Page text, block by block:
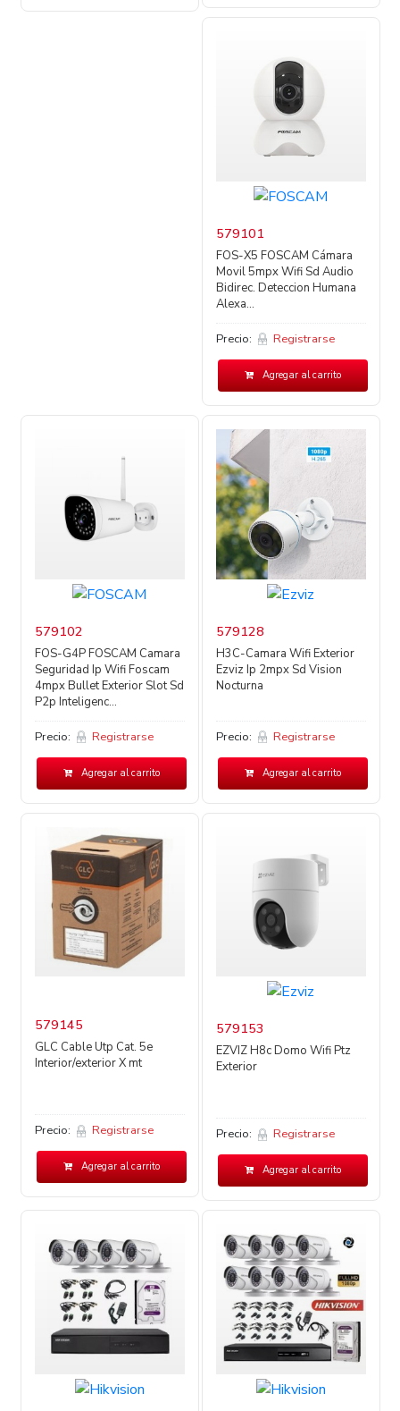
579101
FOS-X5 FOSCAM Cámara
Movil 5mpx Wifi Sd Audio
Bidirec. Deteccion Humana
Alexa...
Precio: Registrarse
Agregar al carrito
579102
FOS-G4P FOSCAM Camara
Seguridad Ip Wifi Foscam
4mpx Bullet Exterior Slot Sd
P2p Inteligenc...
Precio: Registrarse
Agregar al carrito
579128
H3C-Camara Wifi Exterior
Ezviz Ip 2mpx Sd Vision
Nocturna
Precio: Registrarse
Agregar al carrito
579145
GLC Cable Utp Cat. 5e
Interior/exterior X mt
Precio: Registrarse
Agregar al carrito
579153
EZVIZ H8c Domo Wifi Ptz
Exterior
Precio: Registrarse
Agregar al carrito